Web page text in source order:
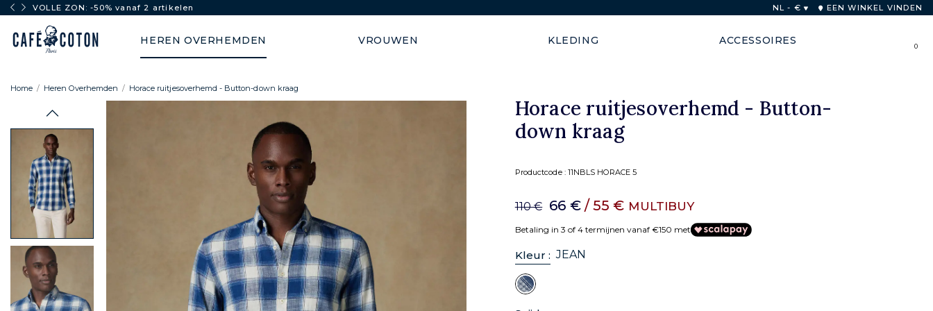
VOLLE ZON: -50% vanaf 2 artikelen NL - € EEN WINKEL VINDEN
HEREN OVERHEMDEN VROUWEN KLEDING ACCESSOIRES 0
Home Heren Overhemden Horace ruitjesoverhemd - Button-down kraag
Horace ruitjesoverhemd - Button-
down kraag
Productcode : 11NBLS HORACE 5
110 € 66 €/ 55 € MULTIBUY
Betaling in 3 of 4 termijnen vanaf €150 met
Kleur : JEAN